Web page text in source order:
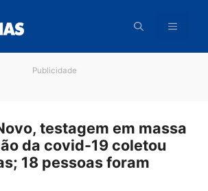
Novo, testagem em
da covid-19 coletou
18 pessoas foram